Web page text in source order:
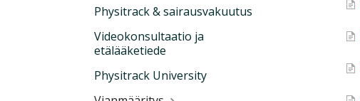
Physitrack & sairausvakuutus
Videokonsultaatio ja
etälääketiede
Physitrack University